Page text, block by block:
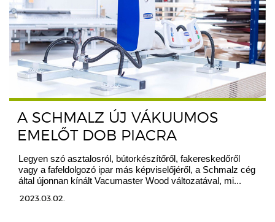
A SCHMALZ ÚJ VÁKUUMOS
EMELŐT DOB PIACRA
Legyen szó asztalosról, bútorkészítőről, fakereskedőről
vagy a fafeldolgozó ipar más képviselőjéről, a Schmalz cég
által újonnan kínált Vacumaster Wood változatával, mi...
2023.03.02.